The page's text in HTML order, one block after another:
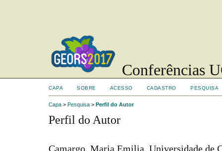
Conferências
CAPA SOBRE ACESSO CADASTRO PESQUISA
Capa > Pesquisa > Perfil do Autor
Perfil do Autor
Camargo, Maria Emilia, Universidade de